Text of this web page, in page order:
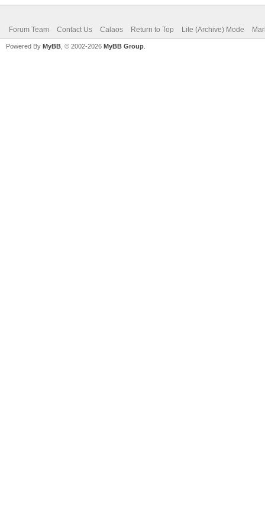
Forum Team Contact Us Calaos Return to Top Lite (Archive) Mode
Powered By MyBB , © 2002-2026 MyBB Group